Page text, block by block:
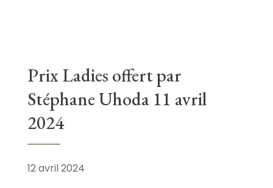
Prix Ladies offert par
Stéphane Uhoda 11 avril
2024
12 avril 2024